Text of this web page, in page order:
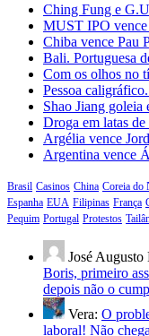
Ching Fung e
MUST IPO vence
Chiba vence Pau
Bali. Portuguesa
Com os olhos no
Pessoa
Shao Jiang goleia
Droga em latas
Argélia vence
Argentina vence
Brasil Casinos China Coreia do
Espanha EUA Filipinas França
Pequim Portugal Protestos
José Augusto
Boris, primeiro
depois não o
Vera: O
laboral! Não